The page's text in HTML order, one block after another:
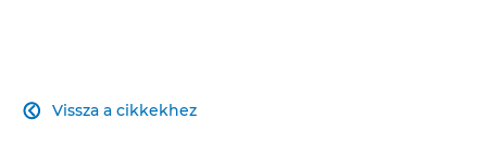
Vissza a cikkekhez
